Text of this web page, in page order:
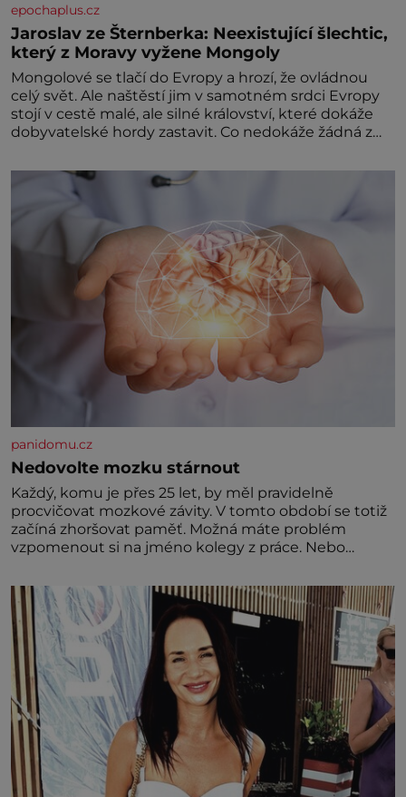
epochaplus.cz
Jaroslav ze Šternberka: Neexistující šlechtic,
který z Moravy vyžene Mongoly
Mongolové se tlačí do Evropy a hrozí, že ovládnou
celý svět. Ale naštěstí jim v samotném srdci Evropy
stojí v cestě malé, ale silné království, které dokáže
dobyvatelské hordy zastavit. Co nedokáže žádná z
král. Nebo že by ne? Mongolové od roku 1223
postupují podél Kaspického a Azovského moře,
panidomu.cz
Nedovolte mozku stárnout
Každý, komu je přes 25 let, by měl pravidelně
procvičovat mozkové závity. V tomto období se totiž
začíná zhoršovat paměť. Možná máte problém
vzpomenout si na jméno kolegy z práce. Nebo
nedávno přečetli. Je to opravdu tak, s věkem jako
kdyby se paměť rozhodla stávkovat. Cvičte